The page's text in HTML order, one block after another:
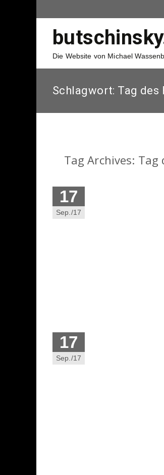
Die Website von Michael
Schlagwort: Tag des
Tag Archives: Tag
17
Sep./17
17
Sep./17